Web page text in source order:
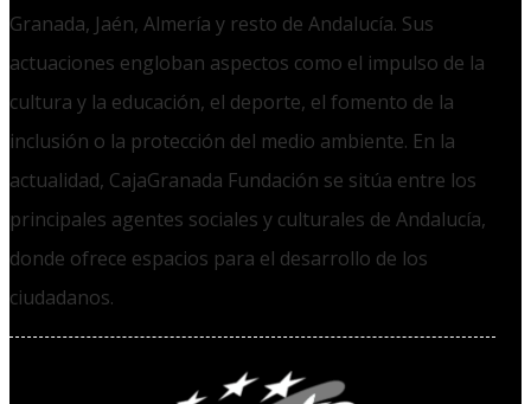
Granada, Jaén, Almería y resto de Andalucía. Sus
actuaciones engloban aspectos como el impulso de la
cultura y la educación, el deporte, el fomento de la
inclusión o la protección del medio ambiente. En la
actualidad, CajaGranada Fundación se sitúa entre los
principales agentes sociales y culturales de Andalucía,
donde ofrece espacios para el desarrollo de los
ciudadanos.